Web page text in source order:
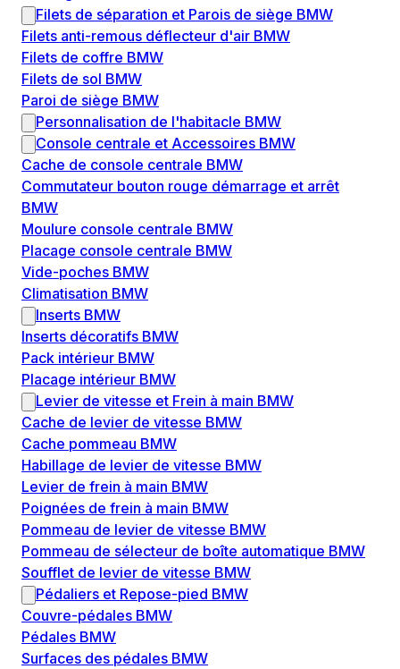
Filets de séparation et Parois de siège BMW
Filets anti-remous déflecteur d'air BMW
Filets de coffre BMW
Filets de sol BMW
Paroi de siège BMW
Personnalisation de l'habitacle BMW
Console centrale et Accessoires BMW
Cache de console centrale BMW
Commutateur bouton rouge démarrage et arrêt
BMW
Moulure console centrale BMW
Placage console centrale BMW
Vide-poches BMW
Climatisation BMW
Inserts BMW
Inserts décoratifs BMW
Pack intérieur BMW
Placage intérieur BMW
Levier de vitesse et Frein à main BMW
Cache de levier de vitesse BMW
Cache pommeau BMW
Habillage de levier de vitesse BMW
Levier de frein à main BMW
Poignées de frein à main BMW
Pommeau de levier de vitesse BMW
Pommeau de sélecteur de boîte automatique BMW
Soufflet de levier de vitesse BMW
Pédaliers et Repose-pied BMW
Couvre-pédales BMW
Pédales BMW
Surfaces des pédales BMW